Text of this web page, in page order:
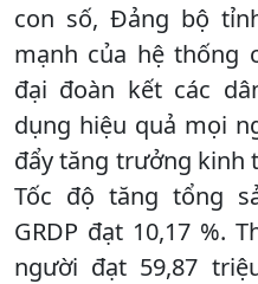
con số, Đảng bộ
mạnh của hệ thống
đại đoàn kết các
dụng hiệu quả mọi
đẩy tăng trưởng kinh
Tốc độ tăng tổng
GRDP đạt 10,17 %.
người đạt 59,87